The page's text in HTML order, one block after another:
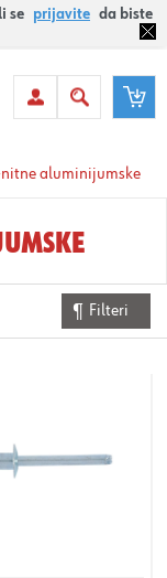
se prijavite da biste
nitne aluminijumske
Filteri